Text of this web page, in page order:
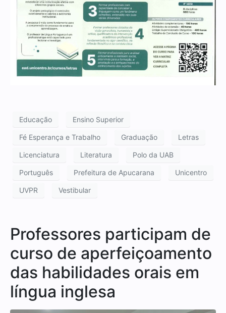
Educação Ensino Superior
Fé Esperança e Trabalho Graduação Letras
Licenciatura Literatura Polo da UAB
Português Prefeitura de Apucarana Unicentro
UVPR Vestibular
Professores participam de
curso de aperfeiçoamento
das habilidades orais em
língua inglesa